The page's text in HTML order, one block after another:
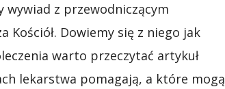
wywiad z przewodniczącym
Kościół. Dowiemy się z niego jak
warto przeczytać artykuł
lekarstwa pomagają, a które mogą